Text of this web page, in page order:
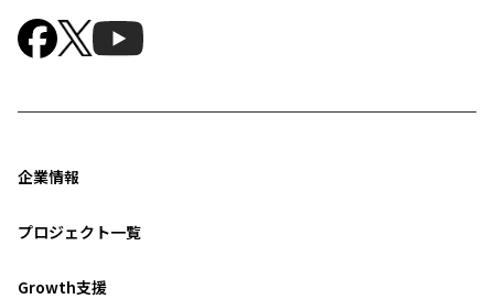
企業情報
プロジェクト一覧
Growth支援